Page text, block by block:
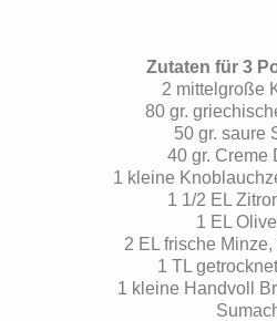
Zutaten für 3
2 mittelgroße
80 gr.
50 gr. saure
40 gr. Creme
1 kleine
1 1/2 EL
1 EL
2 EL frische
1 TL
1 kleine Handvoll